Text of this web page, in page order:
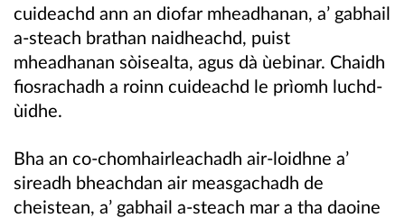
cuideachd ann an diofar mheadhanan, a’ gabhail
a-steach brathan naidheachd, puist
mheadhanan sòisealta, agus dà ùebinar. Chaidh
fiosrachadh a roinn cuideachd le prìomh luchd-
ùidhe.
Bha an co-chomhairleachadh air-loidhne a’
sireadh bheachdan air measgachadh de
cheistean, a’ gabhail a-steach mar a tha daoine